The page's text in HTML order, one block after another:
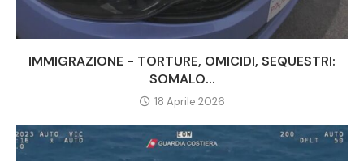
IMMIGRAZIONE - TORTURE, OMICIDI, SEQUESTRI:
SOMALO...
18 Aprile 2026